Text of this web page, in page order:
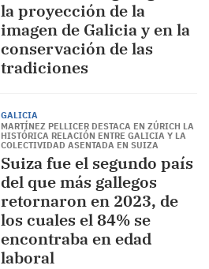
la proyección de la
imagen de Galicia y en la
conservación de las
tradiciones
GALICIA
MARTÍNEZ PELLICER DESTACA EN ZÚRICH LA
HISTÓRICA RELACIÓN ENTRE GALICIA Y LA
COLECTIVIDAD ASENTADA EN SUIZA
Suiza fue el segundo país
del que más gallegos
retornaron en 2023, de
los cuales el 84% se
encontraba en edad
laboral